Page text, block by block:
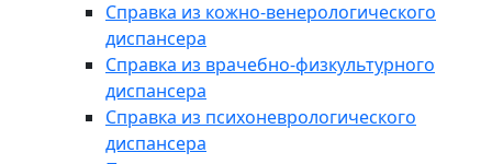
Справка из кожно-венерологического
диспансера
Справка из врачебно-физкультурного
диспансера
Справка из психоневрологического
диспансера